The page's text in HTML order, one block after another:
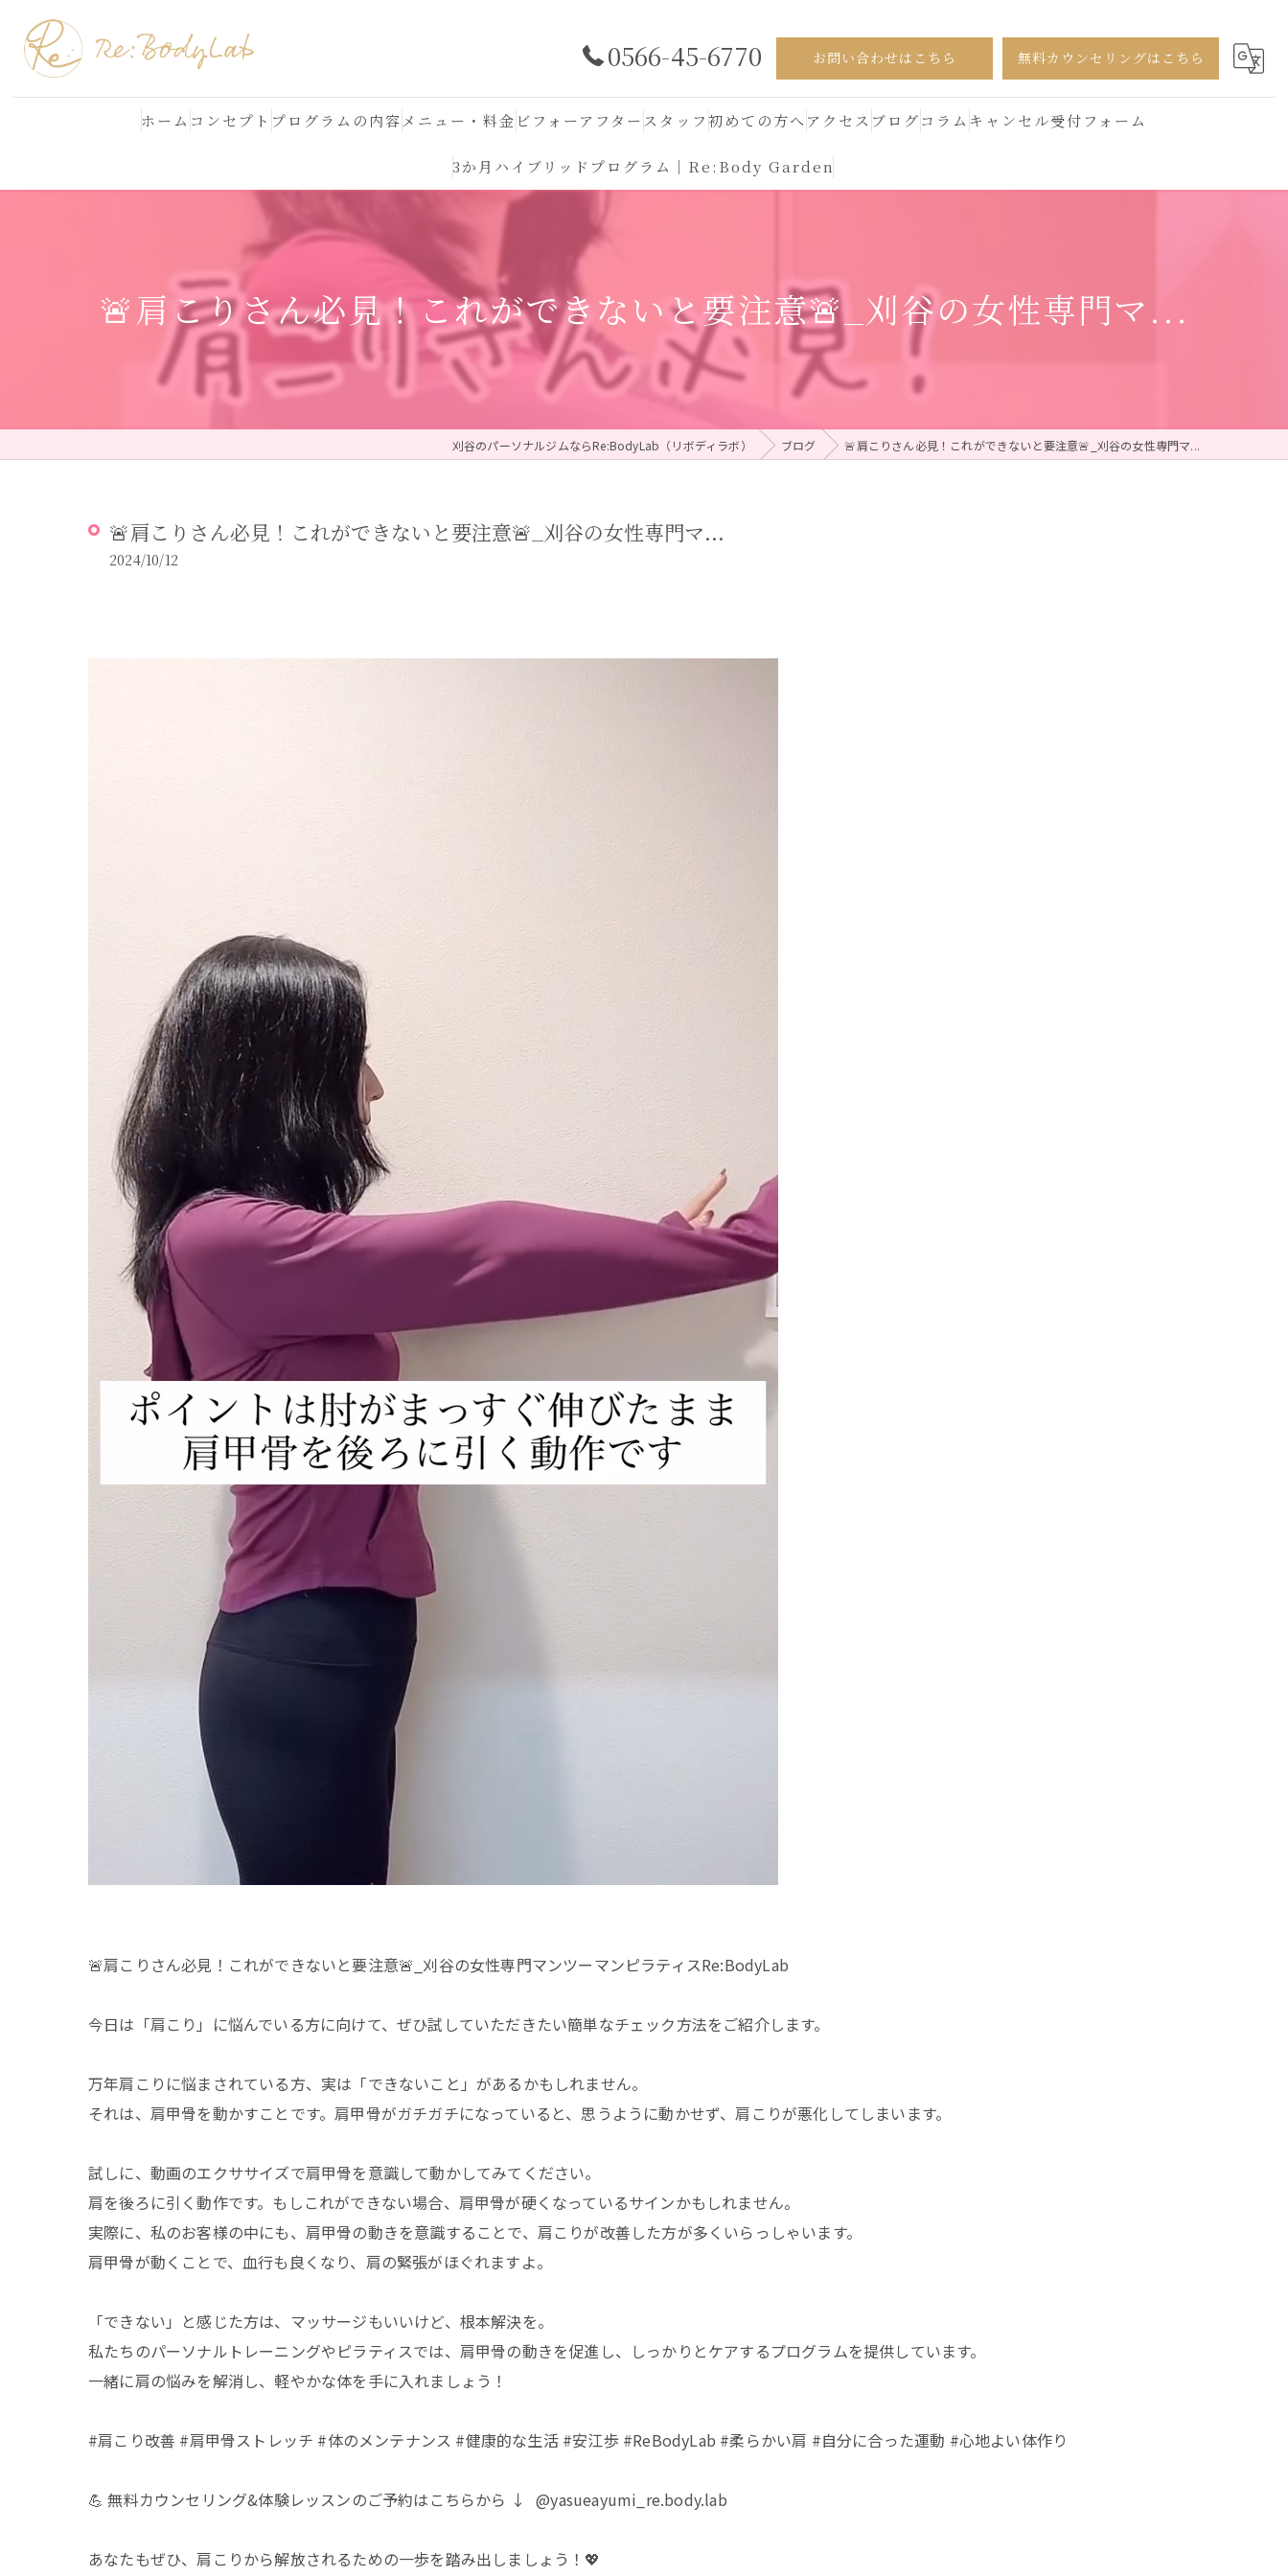
0566-45-6770 お問い合わせはこちら 無料カウンセリングはこちら
ホーム コンセプト プログラムの内容
結果が出る理由
よくある質問
メニュー・料金 ビフォーアフター スタッフ初めての方へ アクセス ブログコラム キャンセル受付フォーム
3か月ハイブリッドプログラム｜Re:Body Garden
🚨肩こりさん必見！これができないと要注意🚨_刈谷の女性専門マ...
刈谷のパーソナルジムならRe:BodyLab（リボディラボ） ブログ 🚨肩こりさん必見！これができないと要注意🚨_刈谷の女性専門マ...
🚨肩こりさん必見！これができないと要注意🚨_刈谷の女性専門マ...
2024/10/12
🚨肩こりさん必見！これができないと要注意🚨_刈谷の女性専門マンツーマンピラティスRe:BodyLab
今日は「肩こり」に悩んでいる方に向けて、ぜひ試していただきたい簡単なチェック方法をご紹介します。
万年肩こりに悩まされている方、実は「できないこと」があるかもしれません。
それは、肩甲骨を動かすことです。肩甲骨がガチガチになっていると、思うように動かせず、肩こりが悪化してしまいます。
試しに、動画のエクササイズで肩甲骨を意識して動かしてみてください。
肩を後ろに引く動作です。もしこれができない場合、肩甲骨が硬くなっているサインかもしれません。
実際に、私のお客様の中にも、肩甲骨の動きを意識することで、肩こりが改善した方が多くいらっしゃいます。
肩甲骨が動くことで、血行も良くなり、肩の緊張がほぐれますよ。
「できない」と感じた方は、マッサージもいいけど、根本解決を。
私たちのパーソナルトレーニングやピラティスでは、肩甲骨の動きを促進し、しっかりとケアするプログラムを提供しています。
一緒に肩の悩みを解消し、軽やかな体を手に入れましょう！
#肩こり改善 #肩甲骨ストレッチ #体のメンテナンス #健康的な生活 #安江歩 #ReBodyLab #柔らかい肩 #自分に合った運動 #心地よい体作り
💪 無料カウンセリング&体験レッスンのご予約はこちらから ↓ @yasueayumi_re.body.lab
あなたもぜひ、肩こりから解放されるための一歩を踏み出しましょう！💖